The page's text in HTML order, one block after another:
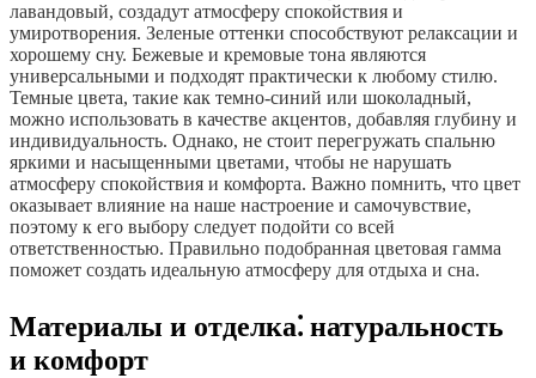
лавандовый, создадут атмосферу спокойствия и
умиротворения. Зеленые оттенки способствуют релаксации и
хорошему сну. Бежевые и кремовые тона являются
универсальными и подходят практически к любому стилю.
Темные цвета, такие как темно-синий или шоколадный,
можно использовать в качестве акцентов, добавляя глубину и
индивидуальность. Однако, не стоит перегружать спальню
яркими и насыщенными цветами, чтобы не нарушать
атмосферу спокойствия и комфорта. Важно помнить, что цвет
оказывает влияние на наше настроение и самочувствие,
поэтому к его выбору следует подойти со всей
ответственностью. Правильно подобранная цветовая гамма
поможет создать идеальную атмосферу для отдыха и сна.
Материалы и отделка⁚ натуральность
и комфорт